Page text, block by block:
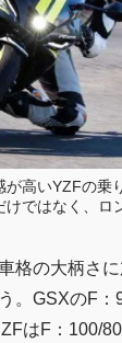
高いYZFの乗
ではなく、ロ
格の大柄さ
。GSXのF：
はF：100/